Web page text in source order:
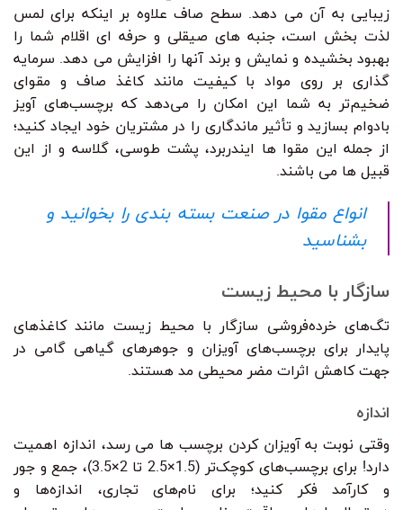
زیبایی به آن می دهد. سطح صاف علاوه بر اینکه برای لمس
لذت بخش است، جنبه های صیقلی و حرفه ای اقلام شما را
بهبود بخشیده و نمایش و برند آنها را افزایش می دهد. سرمایه
گذاری بر روی مواد با کیفیت مانند کاغذ صاف و مقوای
ضخیم‌تر به شما این امکان را می‌دهد که برچسب‌های آویز
بادوام بسازید و تأثیر ماندگاری را در مشتریان خود ایجاد کنید؛
از جمله این مقوا ها ایندربرد، پشت طوسی، گلاسه و از این
قبیل ها می باشند.
انواع مقوا در صنعت بسته بندی را بخوانید و
بشناسید
سازگار با محیط زیست
تگ‌های خرده‌فروشی سازگار با محیط زیست مانند کاغذهای
پایدار برای برچسب‌های آویزان و جوهرهای گیاهی گامی در
جهت کاهش اثرات مضر محیطی مد هستند.
اندازه
وقتی نوبت به آویزان کردن برچسب ها می رسد، اندازه اهمیت
دارد! برای برچسب‌های کوچک‌تر (1.5×2.5 تا 2×3.5)، جمع و جور
و کارآمد فکر کنید؛ برای نام‌های تجاری، اندازه‌ها و